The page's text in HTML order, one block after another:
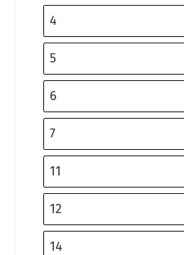
4
5
6
7
11
12
14